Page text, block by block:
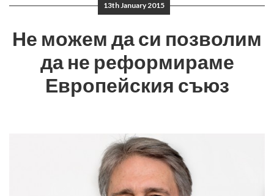
13th January 2015
Не можем да си позволим
да не реформираме
Европейския съюз